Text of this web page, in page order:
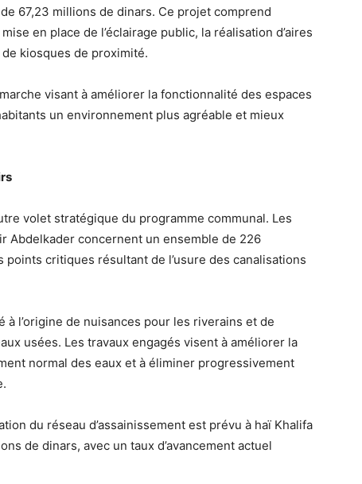
67,23 millions de dinars. Ce projet comprend
en place de l’éclairage public, la réalisation d’aires
kiosques de proximité.
visant à améliorer la fonctionnalité des espaces
un environnement plus agréable et mieux
volet stratégique du programme communal. Les
Abdelkader concernent un ensemble de 226
critiques résultant de l’usure des canalisations
l’origine de nuisances pour les riverains et de
usées. Les travaux engagés visent à améliorer la
normal des eaux et à éliminer progressivement
du réseau d’assainissement est prévu à haï Khalifa
de dinars, avec un taux d’avancement actuel